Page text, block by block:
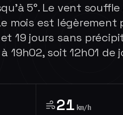
5°. Le vent
mois est légèrement
19 jours sans
19h02, soit 12h01 de
21 km/h